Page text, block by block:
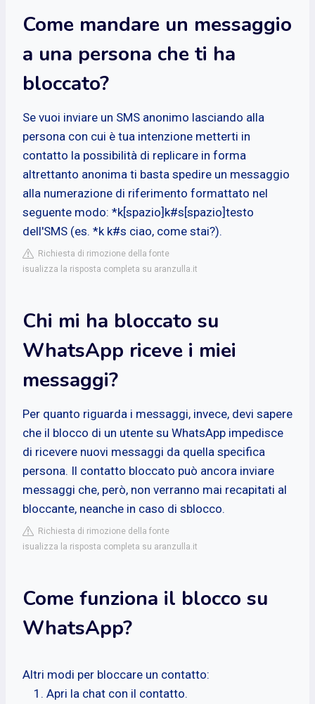
Come mandare un messaggio
a una persona che ti ha
bloccato?
Se vuoi inviare un SMS anonimo lasciando alla
persona con cui è tua intenzione metterti in
contatto la possibilità di replicare in forma
altrettanto anonima ti basta spedire un messaggio
alla numerazione di riferimento formattato nel
seguente modo: *k[spazio]k#s[spazio]testo
dell'SMS (es. *k k#s ciao, come stai?).
Richiesta di rimozione della fonte
isualizza la risposta completa su aranzulla.it
Chi mi ha bloccato su
WhatsApp riceve i miei
messaggi?
Per quanto riguarda i messaggi, invece, devi sapere
che il blocco di un utente su WhatsApp impedisce
di ricevere nuovi messaggi da quella specifica
persona. Il contatto bloccato può ancora inviare
messaggi che, però, non verranno mai recapitati al
bloccante, neanche in caso di sblocco.
Richiesta di rimozione della fonte
isualizza la risposta completa su aranzulla.it
Come funziona il blocco su
WhatsApp?
Altri modi per bloccare un contatto:
Apri la chat con il contatto.